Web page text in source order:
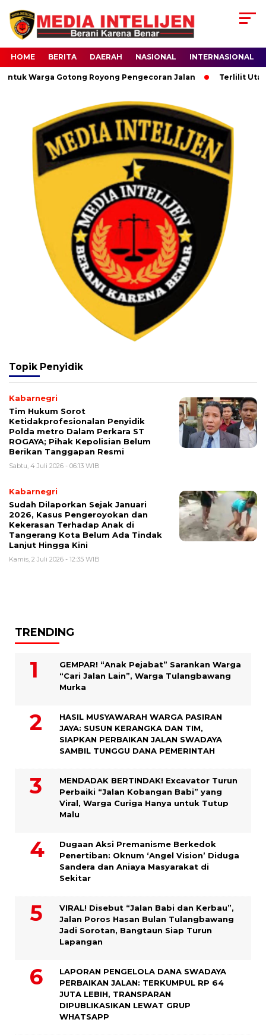
HOME BERITA DAERAH NASIONAL INTERNASIONAL
Warga Gotong Royong Pengecoran Jalan Terlilit Utang
Topik Penyidik
Kabarnegri
Tim Hukum Sorot
Ketidakprofesionalan Penyidik
Polda metro Dalam Perkara ST
ROGAYA; Pihak Kepolisian Belum
Berikan Tanggapan Resmi
Sabtu, 4 Juli 2026 - 06:13 WIB
Kabarnegri
Sudah Dilaporkan Sejak Januari
2026, Kasus Pengeroyokan dan
Kekerasan Terhadap Anak di
Tangerang Kota Belum Ada Tindak
Lanjut Hingga Kini
Kamis, 2 Juli 2026 - 12:35 WIB
TRENDING
GEMPAR! “Anak Pejabat” Sarankan Warga
“Cari Jalan Lain”, Warga Tulangbawang
Murka
HASIL MUSYAWARAH WARGA PASIRAN
JAYA: SUSUN KERANGKA DAN TIM,
SIAPKAN PERBAIKAN JALAN SWADAYA
SAMBIL TUNGGU DANA PEMERINTAH
MENDADAK BERTINDAK! Excavator Turun
Perbaiki “Jalan Kobangan Babi” yang
Viral, Warga Curiga Hanya untuk Tutup
Malu
Dugaan Aksi Premanisme Berkedok
Penertiban: Oknum ‘Angel Vision’ Diduga
Sandera dan Aniaya Masyarakat di
Sekitar
VIRAL! Disebut “Jalan Babi dan Kerbau”,
Jalan Poros Hasan Bulan Tulangbawang
Jadi Sorotan, Bangtaun Siap Turun
Lapangan
LAPORAN PENGELOLA DANA SWADAYA
PERBAIKAN JALAN: TERKUMPUL RP 64
JUTA LEBIH, TRANSPARAN
DIPUBLIKASIKAN LEWAT GRUP
WHATSAPP